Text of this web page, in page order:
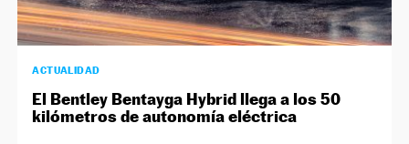
ACTUALIDAD
El Bentley Bentayga Hybrid llega a los 50
kilómetros de autonomía eléctrica